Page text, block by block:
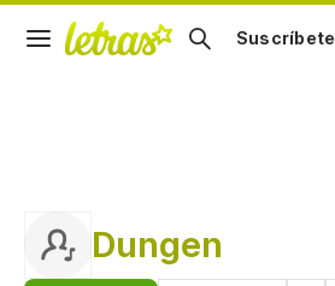
Suscríbete
Dungen